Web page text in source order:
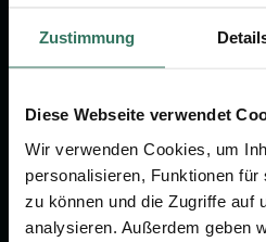
Zustimmung
Diese Webseite verwendet
Wir verwenden Cookies, um
personalisieren, Funktionen
zu können und die Zugriffe auf
analysieren. Außerdem geben
Wir sind Ihr
Vorsorge.
Jetzt beraten